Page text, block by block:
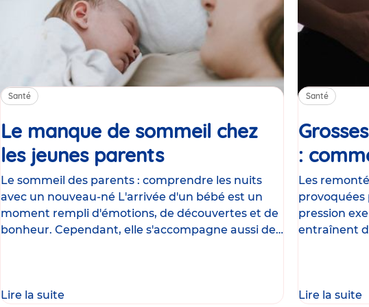
Santé
Le manque de sommeil chez
les jeunes parentsArticle
Le sommeil des parents : comprendre les nuits
avec un nouveau-né L'arrivée d'un bébé est un
moment rempli d'émotions, de découvertes et de
bonheur. Cependant, elle s'accompagne aussi de
Lire la suite
Santé
:
Les
provoquées
pression
entraînent
Lire la suite